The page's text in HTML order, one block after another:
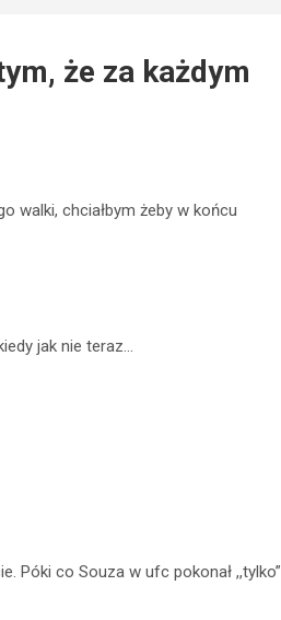
że za każdym
walki, chciałbym żeby w końcu
jak nie teraz…
Póki co Souza w ufc pokonał ,,tylko”